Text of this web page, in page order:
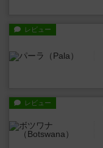
レビュー
レビュー